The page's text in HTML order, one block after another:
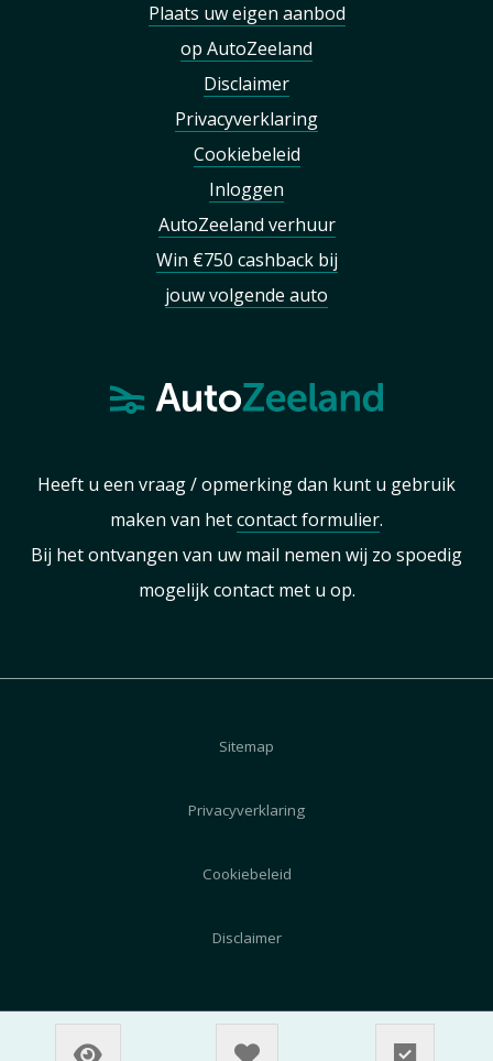
Plaats uw eigen aanbod
op AutoZeeland
Disclaimer
Privacyverklaring
Cookiebeleid
Inloggen
AutoZeeland verhuur
Win €750 cashback bij
jouw volgende auto
Heeft u een vraag / opmerking dan kunt u gebruik
maken van hetcontact formulier.
Bij het ontvangen van uw mail nemen wij zo spoedig
mogelijk contact met u op.
Sitemap
Privacyverklaring
Cookiebeleid
Disclaimer
© 2026 AutoZeeland